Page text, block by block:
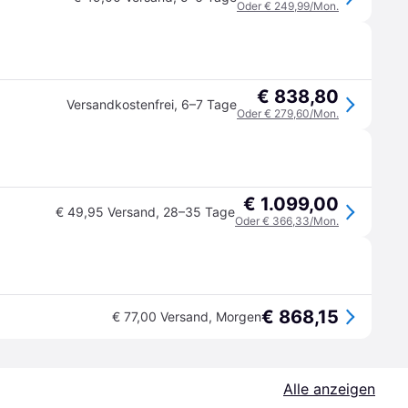
Oder € 249,99/Mon.
Versandkostenfrei, 6–7 Tage € 838,80
Oder € 279,60/Mon.
€ 49,95 Versand, 28–35 Tage € 1.099,00
Oder € 366,33/Mon.
€ 77,00 Versand, Morgen€ 868,15
Alle anzeigen